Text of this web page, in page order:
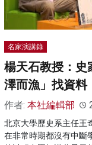
名家演講錄
楊天石教授：史
澤而漁」找資料
作者: 本社編輯部
北京大學歷史系主任王
在非常時期都沒有中斷